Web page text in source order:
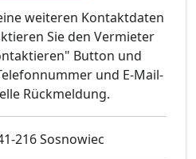
weiteren Kontaktdaten
Sie den Vermieter
Button und
und E-Mail-
Rückmeldung.
216 Sosnowiec